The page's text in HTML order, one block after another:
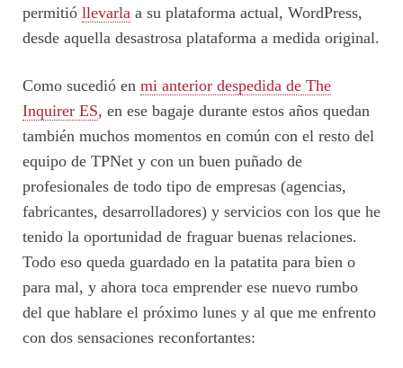
permitió llevarla a su plataforma actual, WordPress,
desde aquella desastrosa plataforma a medida original.
Como sucedió en mi anterior despedida de The
Inquirer ES, en ese bagaje durante estos años quedan
también muchos momentos en común con el resto del
equipo de TPNet y con un buen puñado de
profesionales de todo tipo de empresas (agencias,
fabricantes, desarrolladores) y servicios con los que he
tenido la oportunidad de fraguar buenas relaciones.
Todo eso queda guardado en la patatita para bien o
para mal, y ahora toca emprender ese nuevo rumbo
del que hablare el próximo lunes y al que me enfrento
con dos sensaciones reconfortantes: